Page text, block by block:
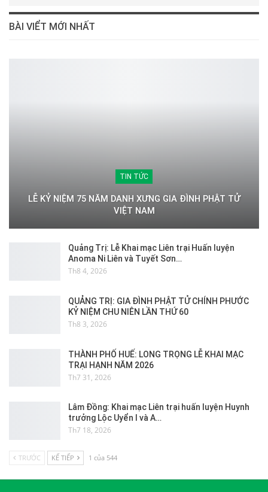
BÀI VIỂT MỚI NHẤT
TIN TỨC
LỄ KỶ NIỆM 75 NĂM DANH XƯNG GIA ĐÌNH PHẬT TỬ
VIỆT NAM
Quảng Trị: Lễ Khai mạc Liên trại Huấn luyện
Anoma Ni Liên và Tuyết Sơn…
Th8 4, 2026
QUẢNG TRỊ: GIA ĐÌNH PHẬT TỬ CHÍNH PHƯỚC
KỶ NIỆM CHU NIÊN LẦN THỨ 60
Th8 3, 2026
THÀNH PHỐ HUẾ: LONG TRỌNG LỄ KHAI MẠC
TRẠI HẠNH NĂM 2026
Th7 31, 2026
Lâm Đồng: Khai mạc Liên trại huấn luyện Huynh
trưởng Lộc Uyển I và A…
Th7 18, 2026
TRƯỚC KẾ TIẾP 1 của 544